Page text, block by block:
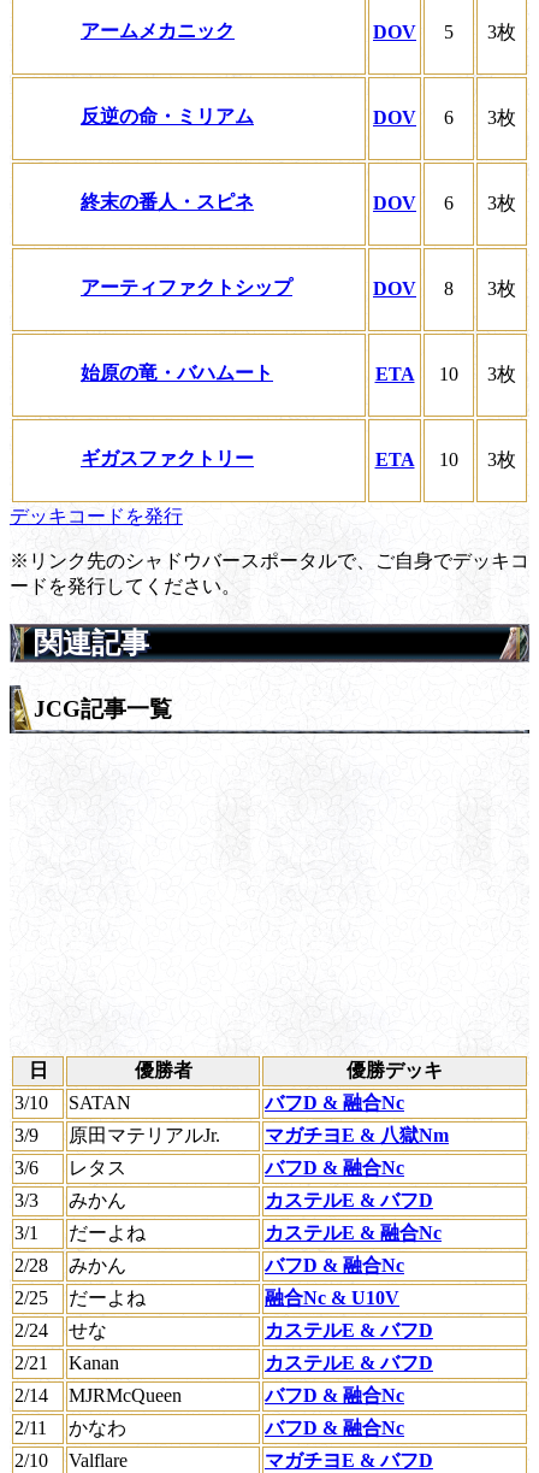
アームメカニック DOV 5 3枚
反逆の命・ミリアム DOV 6 3枚
終末の番人・スピネ DOV 6 3枚
アーティファクトシップ DOV 8 3枚
始原の竜・バハムート ETA 10 3枚
ギガスファクトリー ETA 10 3枚
デッキコードを発行
※リンク先のシャドウバースポータルで、ご自身でデッキコ
ードを発行してください。
関連記事
JCG記事一覧
日 優勝者
優勝デッキ
3/10
SATAN
バフD & 融合Nc
3/9
原田マテリアルJr.
マガチヨE & 八獄Nm
3/6
レタス
バフD & 融合Nc
3/3
みかん
カステルE & バフD
3/1
だーよね
カステルE & 融合Nc
2/28
みかん
バフD & 融合Nc
2/25
だーよね
融合Nc & U10V
2/24
せな
カステルE & バフD
2/21
Kanan
カステルE & バフD
2/14
MJRMcQueen
バフD & 融合Nc
2/11
かなわ
バフD & 融合Nc
2/10
Valflare マガチヨE & バフD